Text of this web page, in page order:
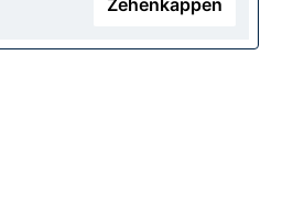
Zehenkappen